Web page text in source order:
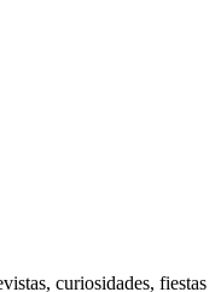
curiosidades, fiestas